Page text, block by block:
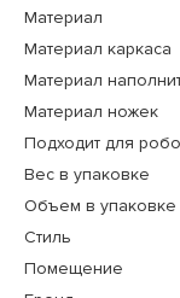
Материал
Материал каркаса
Материал
Материал ножек
Подходит для
Вес в упаковке
Объем в упаковке
Стиль
Помещение